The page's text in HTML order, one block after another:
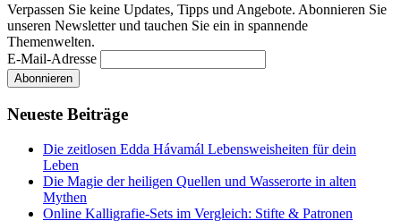
Verpassen Sie keine Updates, Tipps und Angebote. Abonnieren Sie
unseren Newsletter und tauchen Sie ein in spannende
Themenwelten.
E-Mail-Adresse
Neueste Beiträge
Die zeitlosen Edda Hávamál Lebensweisheiten für dein
Leben
Die Magie der heiligen Quellen und Wasserorte in alten
Mythen
Online Kalligrafie‑Sets im Vergleich: Stifte & Patronen